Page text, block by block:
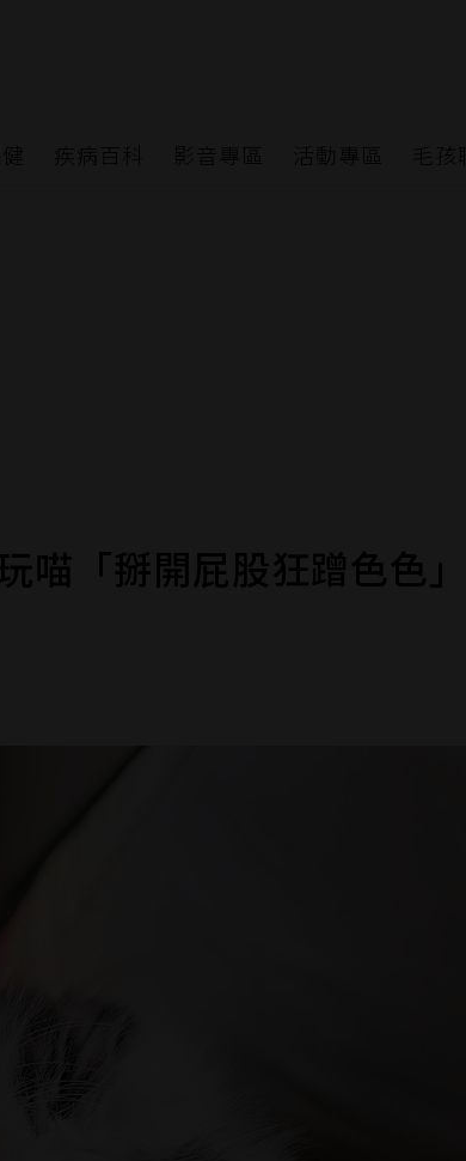
疾病百科 影音專區 活動專區 毛
喵「掰開屁股狂蹭色色